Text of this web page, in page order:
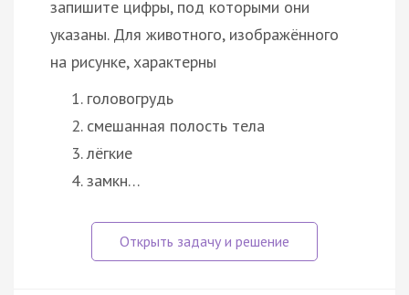
запишите цифры, под которыми они
указаны. Для животного, изображённого
на рисунке, характерны
головогрудь
смешанная полость тела
лёгкие
замкн…